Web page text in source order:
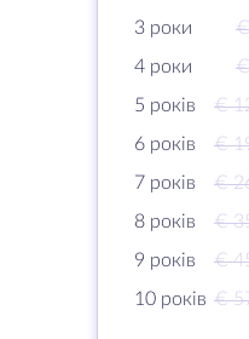
3 роки
4 роки
5 років
€
6 років
€
7 років
€
8 років
€
9 років
€
10 років €